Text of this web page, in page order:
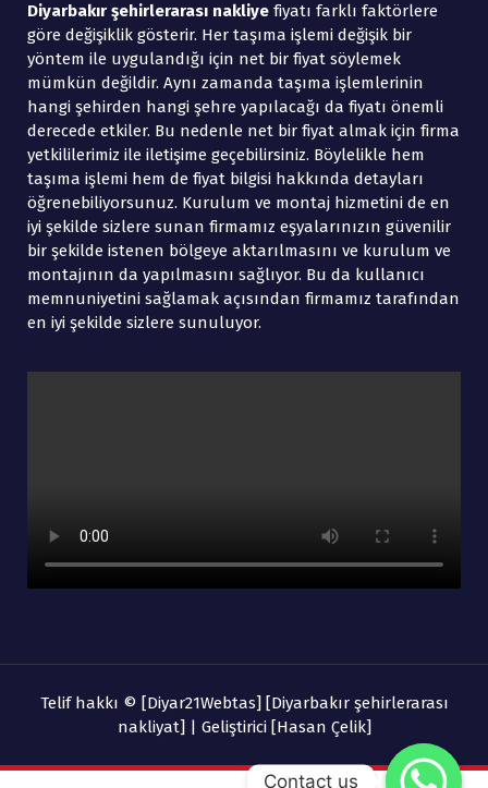
Diyarbakır şehirlerarası nakliye fiyatı farklı faktörlere
göre değişiklik gösterir. Her taşıma işlemi değişik bir
yöntem ile uygulandığı için net bir fiyat söylemek
mümkün değildir. Aynı zamanda taşıma işlemlerinin
hangi şehirden hangi şehre yapılacağı da fiyatı önemli
derecede etkiler. Bu nedenle net bir fiyat almak için firma
yetkililerimiz ile iletişime geçebilirsiniz. Böylelikle hem
taşıma işlemi hem de fiyat bilgisi hakkında detayları
öğrenebiliyorsunuz. Kurulum ve montaj hizmetini de en
iyi şekilde sizlere sunan firmamız eşyalarınızın güvenilir
bir şekilde istenen bölgeye aktarılmasını ve kurulum ve
montajının da yapılmasını sağlıyor. Bu da kullanıcı
memnuniyetini sağlamak açısından firmamız tarafından
en iyi şekilde sizlere sunuluyor.
Telif hakkı © [Diyar21Webtas] [Diyarbakır şehirlerarası
nakliyat] | Geliştirici [Hasan Çelik]
Contact us